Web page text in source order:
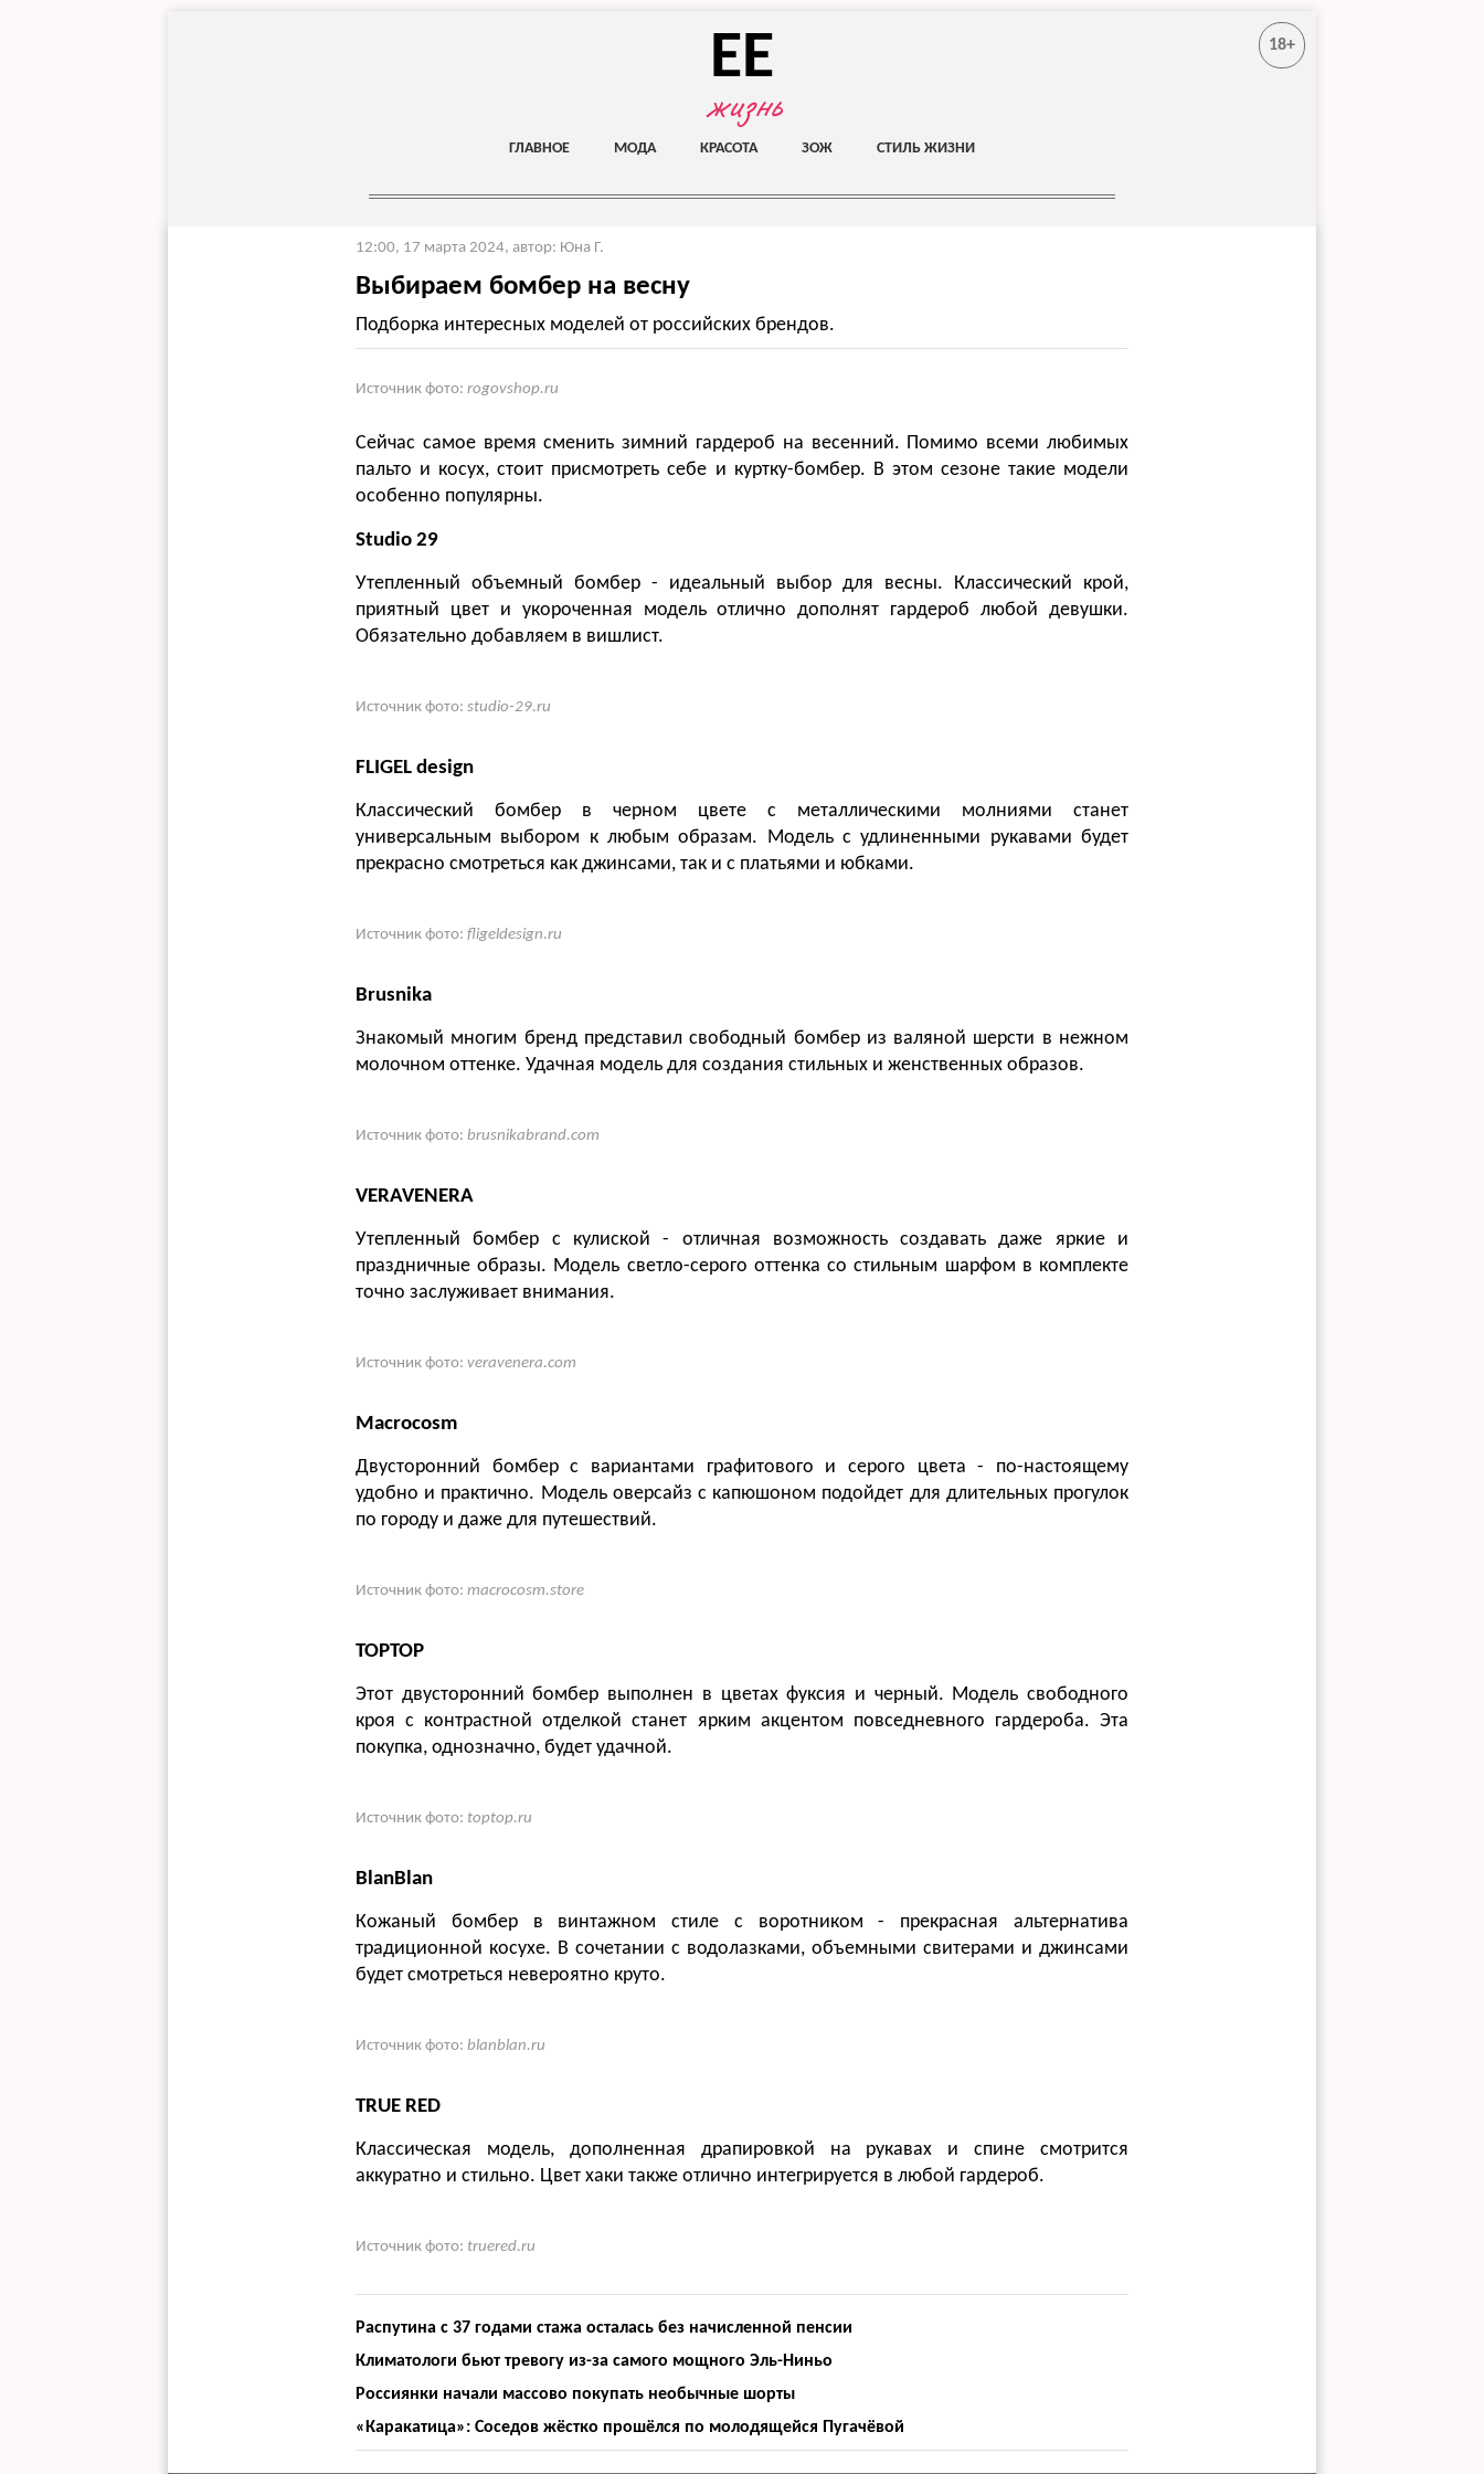
EE
жизнь
18+
ГЛАВНОЕ МОДА КРАСОТА ЗОЖ СТИЛЬ ЖИЗНИ
12:00, 17 марта 2024, автор: Юна Г.
Выбираем бомбер на весну
Подборка интересных моделей от российских брендов.
Источник фото: rogovshop.ru
Сейчас самое время сменить зимний гардероб на весенний. Помимо всеми любимых
пальто и косух, стоит присмотреть себе и куртку-бомбер. В этом сезоне такие модели
особенно популярны.
Studio 29
Утепленный объемный бомбер - идеальный выбор для весны. Классический крой,
приятный цвет и укороченная модель отлично дополнят гардероб любой девушки.
Обязательно добавляем в вишлист.
Источник фото: studio-29.ru
FLIGEL design
Классический бомбер в черном цвете с металлическими молниями станет
универсальным выбором к любым образам. Модель с удлиненными рукавами будет
прекрасно смотреться как джинсами, так и с платьями и юбками.
Источник фото: fligeldesign.ru
Brusnika
Знакомый многим бренд представил свободный бомбер из валяной шерсти в нежном
молочном оттенке. Удачная модель для создания стильных и женственных образов.
Источник фото: brusnikabrand.com
VERAVENERA
Утепленный бомбер с кулиской - отличная возможность создавать даже яркие и
праздничные образы. Модель светло-серого оттенка со стильным шарфом в комплекте
точно заслуживает внимания.
Источник фото: veravenera.com
Macrocosm
Двусторонний бомбер с вариантами графитового и серого цвета - по-настоящему
удобно и практично. Модель оверсайз с капюшоном подойдет для длительных прогулок
по городу и даже для путешествий.
Источник фото: macrocosm.store
TOPTOP
Этот двусторонний бомбер выполнен в цветах фуксия и черный. Модель свободного
кроя с контрастной отделкой станет ярким акцентом повседневного гардероба. Эта
покупка, однозначно, будет удачной.
Источник фото: toptop.ru
BlanBlan
Кожаный бомбер в винтажном стиле с воротником - прекрасная альтернатива
традиционной косухе. В сочетании с водолазками, объемными свитерами и джинсами
будет смотреться невероятно круто.
Источник фото: blanblan.ru
TRUE RED
Классическая модель, дополненная драпировкой на рукавах и спине смотрится
аккуратно и стильно. Цвет хаки также отлично интегрируется в любой гардероб.
Источник фото: truered.ru
Распутина с 37 годами стажа осталась без начисленной пенсии
Климатологи бьют тревогу из-за самого мощного Эль-Ниньо
Россиянки начали массово покупать необычные шорты
«Каракатица»: Соседов жёстко прошёлся по молодящейся Пугачёвой